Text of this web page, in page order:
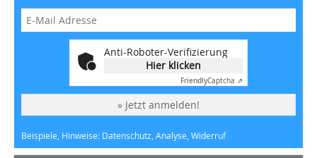
Anti-Roboter-Verifizierung
Hier klicken
FriendlyCaptcha ⇗
» Jetzt anmelden!
Beispiele, Hinweise: Datenschutz, Analyse, Widerruf